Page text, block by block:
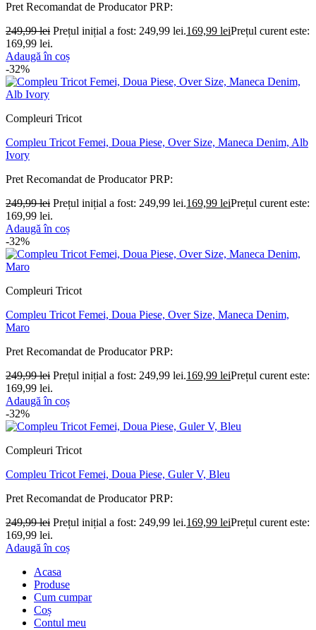
Pret Recomandat de ProducatorPRP:
249,99lei Prețul inițial a fost: 249,99 lei.169,99 leiPrețul curent este:
169,99 lei.
Adaugă în coș
-32%
Compleuri Tricot
Compleu Tricot Femei, Doua Piese, Over Size, Maneca Denim, Alb
Ivory
Pret Recomandat de ProducatorPRP:
249,99lei Prețul inițial a fost: 249,99 lei.169,99 leiPrețul curent este:
169,99 lei.
Adaugă în coș
-32%
Compleuri Tricot
Compleu Tricot Femei, Doua Piese, Over Size, Maneca Denim,
Maro
Pret Recomandat de ProducatorPRP:
249,99lei Prețul inițial a fost: 249,99 lei.169,99 leiPrețul curent este:
169,99 lei.
Adaugă în coș
-32%
Compleuri Tricot
Compleu Tricot Femei, Doua Piese, Guler V, Bleu
Pret Recomandat de ProducatorPRP:
249,99lei Prețul inițial a fost: 249,99 lei.169,99 leiPrețul curent este:
169,99 lei.
Adaugă în coș
Acasa
Produse
Cum cumpar
Coș
Contul meu